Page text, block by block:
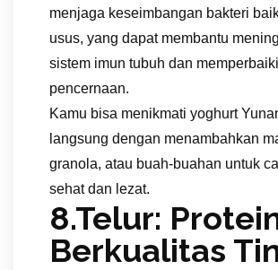
menjaga keseimbangan bakteri
usus, yang dapat membantu
sistem imun tubuh dan memperbaiki
pencernaan.
Kamu bisa menikmati yoghurt
langsung dengan menambahkan
granola, atau buah-buahan untuk
sehat dan lezat.
8.Telur:
Berkualitas